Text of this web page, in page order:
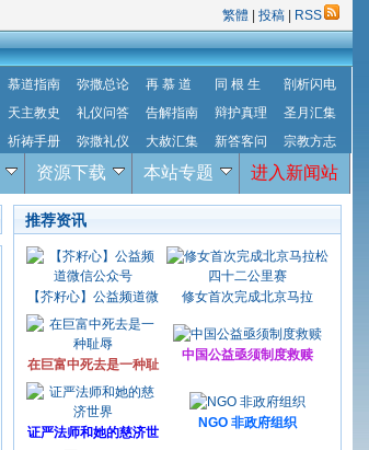
繁體 投稿 RSS
慕道指南 弥撒总论 再 慕 道 同 根 生
剖析闪电
天主教史 礼仪问答 告解指南 辩护真理
圣月汇集
祈祷手册 弥撒礼仪 大赦汇集 新答客问 宗教方志
资源下载 本站专题 进入新闻站
推荐资讯
【芥籽心】公益频道微 修女首次完成北京马拉
在巨富中死去是一种耻
中国公益亟须制度救赎
证严法师和她的慈济世
NGO 非政府组织